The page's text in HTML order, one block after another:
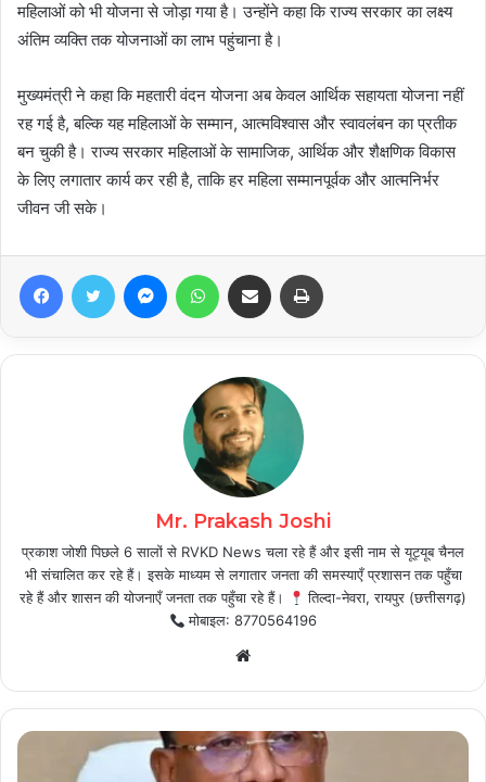
महिलाओं को भी योजना से जोड़ा गया है। उन्होंने कहा कि राज्य सरकार का लक्ष्य
अंतिम व्यक्ति तक योजनाओं का लाभ पहुंचाना है।
मुख्यमंत्री ने कहा कि महतारी वंदन योजना अब केवल आर्थिक सहायता योजना नहीं
रह गई है, बल्कि यह महिलाओं के सम्मान, आत्मविश्वास और स्वावलंबन का प्रतीक
बन चुकी है। राज्य सरकार महिलाओं के सामाजिक, आर्थिक और शैक्षणिक विकास
के लिए लगातार कार्य कर रही है, ताकि हर महिला सम्मानपूर्वक और आत्मनिर्भर
जीवन जी सके।
FacebookTwitter MessengerWhatsAppShare via Email
Mr. Prakash Joshi
प्रकाश जोशी पिछले 6 सालों से RVKD News चला रहे हैं और इसी नाम से यूट्यूब चैनल
भी संचालित कर रहे हैं। इसके माध्यम से लगातार जनता की समस्याएँ प्रशासन तक पहुँचा
रहे हैं और शासन की योजनाएँ जनता तक पहुँचा रहे हैं।
तिल्दा-नेवरा, रायपुर (छत्तीसगढ़)
मोबाइल: 8770564196
Website